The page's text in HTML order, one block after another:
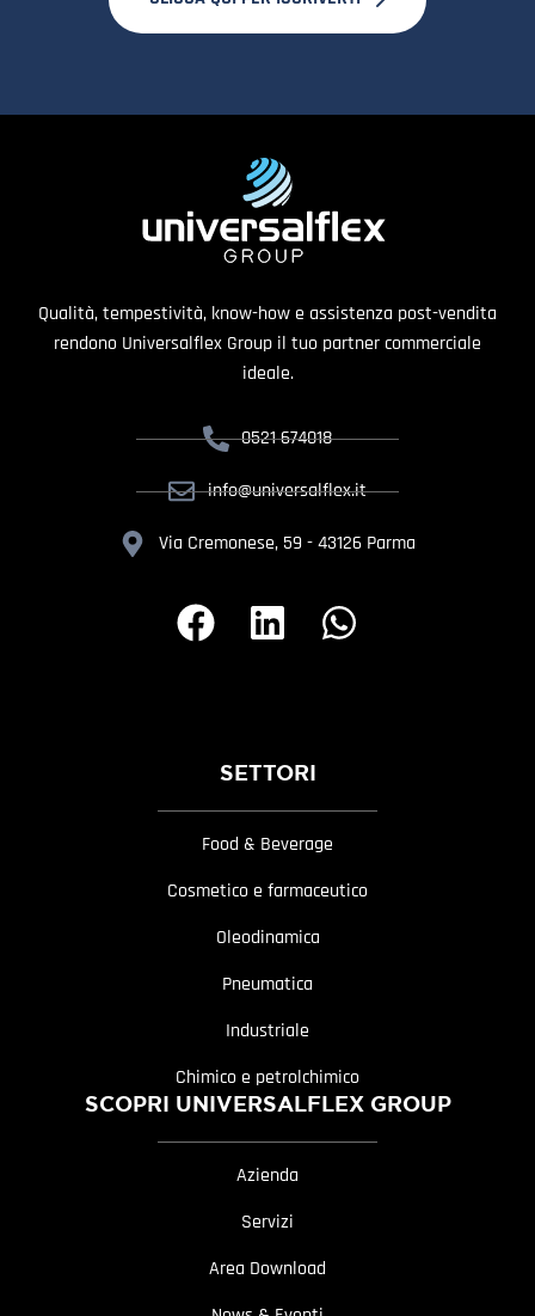
Qualità, tempestività, know-how e assistenza post-vendita
rendono Universalflex Group il tuo partner commerciale
ideale.
0521 674018
info@universalflex.it
Via Cremonese, 59 - 43126 Parma
SETTORI
Food & Beverage
Cosmetico e farmaceutico
Oleodinamica
Pneumatica
Industriale
Chimico e petrolchimico
SCOPRI UNIVERSALFLEX GROUP
Azienda
Servizi
Area Download